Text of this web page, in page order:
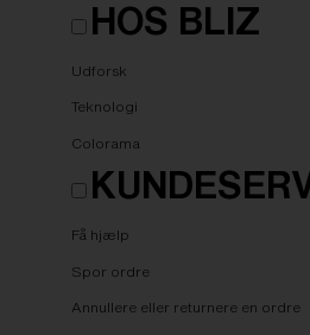
HOS BLIZ
Udforsk
Teknologi
Colorama
Få hjælp
Spor ordre
Annullere eller returnere en ordre